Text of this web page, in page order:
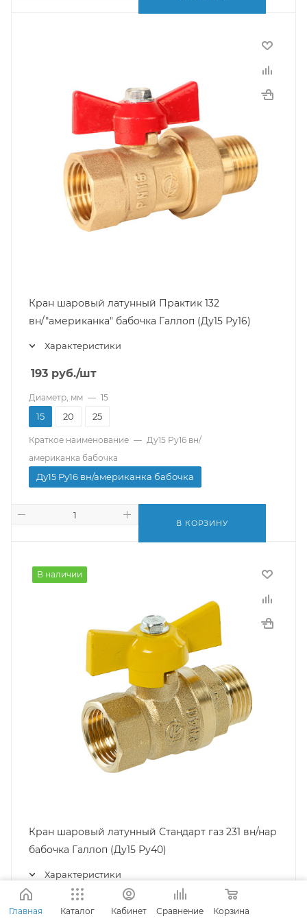
Кран шаровый латунный Практик 132
вн/"американка" бабочка Галлоп (Ду15 Ру16)
Характеристики
193 руб./шт
Диаметр, мм — 15
15 20 25
Краткое наименование — Ду15 Ру16 вн/
американка бабочка
Ду15 Ру16 вн/американка бабочка
В КОРЗИНУ
В наличии
Кран шаровый латунный Стандарт газ 231 вн/нар
бабочка Галлоп (Ду15 Ру40)
Характеристики
197 руб./шт
Главная Каталог Кабинет Сравнение Корзина